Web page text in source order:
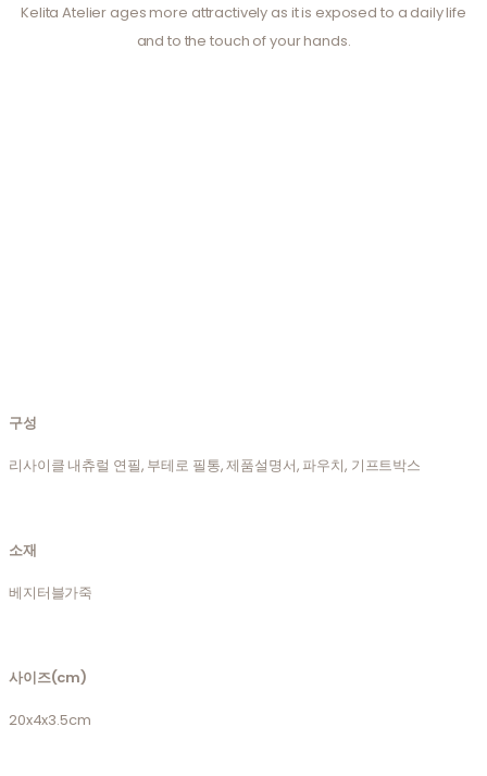
Kelita Atelier ages more attractively as it is exposed to a daily life
and to the touch of your hands.
구성
리사이클 내츄럴 연필, 부테로 필통, 제품설명서, 파우치, 기프트박스
소재
베지터블가죽
사이즈(cm)
20x4x3.5cm